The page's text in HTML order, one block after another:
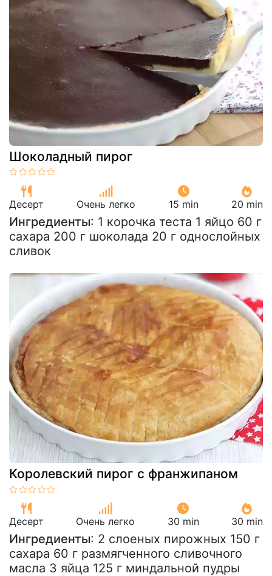
Шоколадный пирог
Десерт Очень легко 15 min 20 min
Ингредиенты: 1 корочка теста 1 яйцо 60 г
сахара 200 г шоколада 20 г однослойных
сливок
Королевский пирог с франжипаном
Десерт Очень легко 30 min 30 min
Ингредиенты: 2 слоеных пирожных 150 г
сахара 60 г размягченного сливочного
масла 3 яйца 125 г миндальной пудры